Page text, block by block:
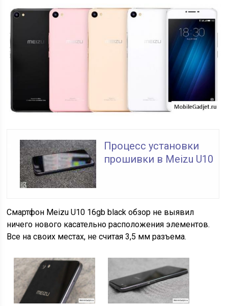
Процесс установки
прошивки в Meizu U10
Смартфон Meizu U10 16gb black обзор не выявил
ничего нового касательно расположения элементов.
Все на своих местах, не считая 3,5 мм разъема.